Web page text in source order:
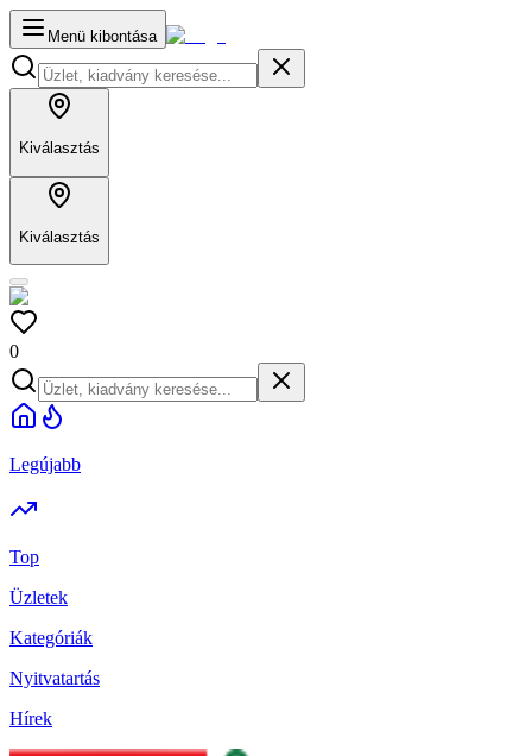
Menü kibontása
Kiválasztás
Kiválasztás
0
Legújabb
Top
Üzletek
Kategóriák
Nyitvatartás
Hírek